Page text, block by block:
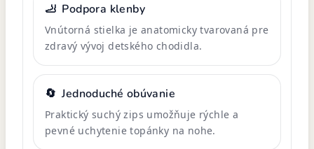
🦶 Podpora klenby
Vnútorná stielka je anatomicky tvarovaná pre
zdravý vývoj detského chodidla.
🔄 Jednoduché obúvanie
Praktický suchý zips umožňuje rýchle a
pevné uchytenie topánky na nohe.